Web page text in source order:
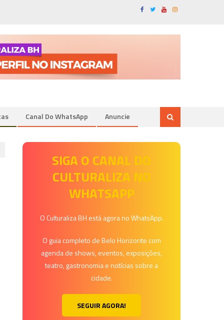
Canal Do WhatsApp Anuncie
SIGA O CANAL DO
CULTURALIZA NO
WHATSAPP
O Culturaliza BH está agora no WhatsApp.
O guia completo de Belo Horizonte com
agenda de shows, eventos, exposições,
teatro, gastronomia e notícias sobre a
cidade.
SEGUIR AGORA!